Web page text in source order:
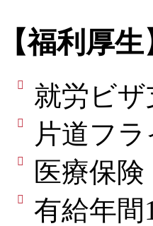
福利厚生
就労ビザ
片道フ
医療保険
有給年間